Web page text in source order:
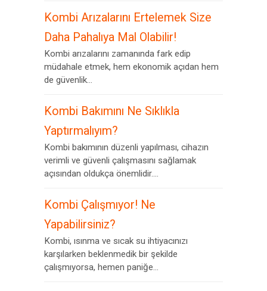
Kombi Arızalarını Ertelemek Size
Daha Pahalıya Mal Olabilir!
Kombi arızalarını zamanında fark edip
müdahale etmek, hem ekonomik açıdan hem
de güvenlik...
Kombi Bakımını Ne Sıklıkla
Yaptırmalıyım?
Kombi bakımının düzenli yapılması, cihazın
verimli ve güvenli çalışmasını sağlamak
açısından oldukça önemlidir....
Kombi Çalışmıyor! Ne
Yapabilirsiniz?
Kombi, ısınma ve sıcak su ihtiyacınızı
karşılarken beklenmedik bir şekilde
çalışmıyorsa, hemen paniğe...